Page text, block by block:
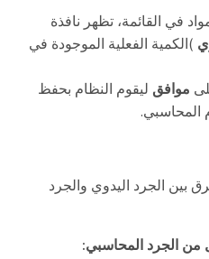
في القائمة، تظهر نافذة
( الكمية الفعلية الموجودة في
موافق ليقوم النظام بحفظ
المحاسبي.
بين الجرد اليدوي والجرد
من الجرد المحاسبي: